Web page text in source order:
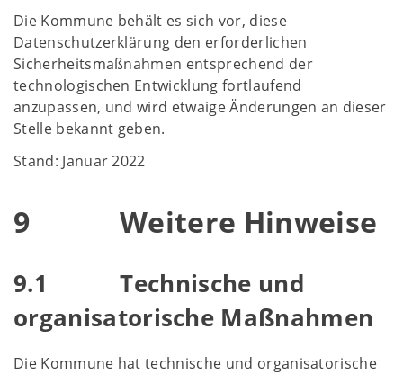
Die Kommune behält es sich vor, diese
Datenschutzerklärung den erforderlichen
Sicherheitsmaßnahmen entsprechend der
technologischen Entwicklung fortlaufend
anzupassen, und wird etwaige Änderungen an dieser
Stelle bekannt geben.
Stand: Januar 2022
9 Weitere Hinweise
9.1 Technische und
organisatorische Maßnahmen
Die Kommune hat technische und organisatorische